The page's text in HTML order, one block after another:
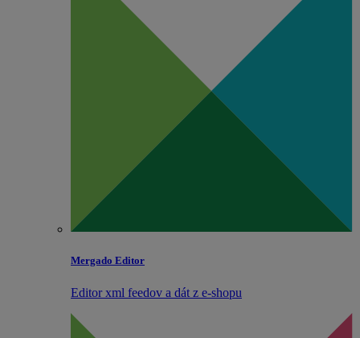
Mergado Editor
Editor xml feedov a dát z e‑shopu